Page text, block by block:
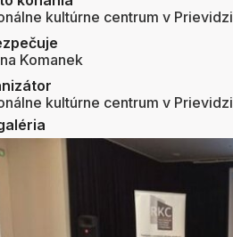
kultúrne centrum v Prievidzi
Komanek
kultúrne centrum v Prievidzi